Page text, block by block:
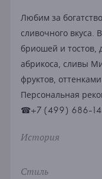
Любим за
сливочного
бриошей и тостов,
абрикоса, сливы
фруктов,
Персональная
☎+7 (499) 686-
История
Стиль